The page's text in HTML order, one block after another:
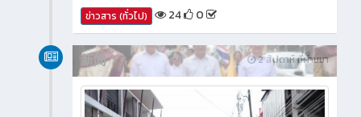
2 สัปดาห์ ที่ผ่านมา
新闻